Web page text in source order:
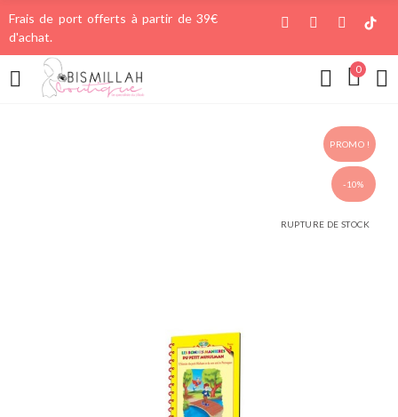
Frais de port offerts à partir de 39€
d'achat.
0
PROMO !
-10%
RUPTURE DE STOCK